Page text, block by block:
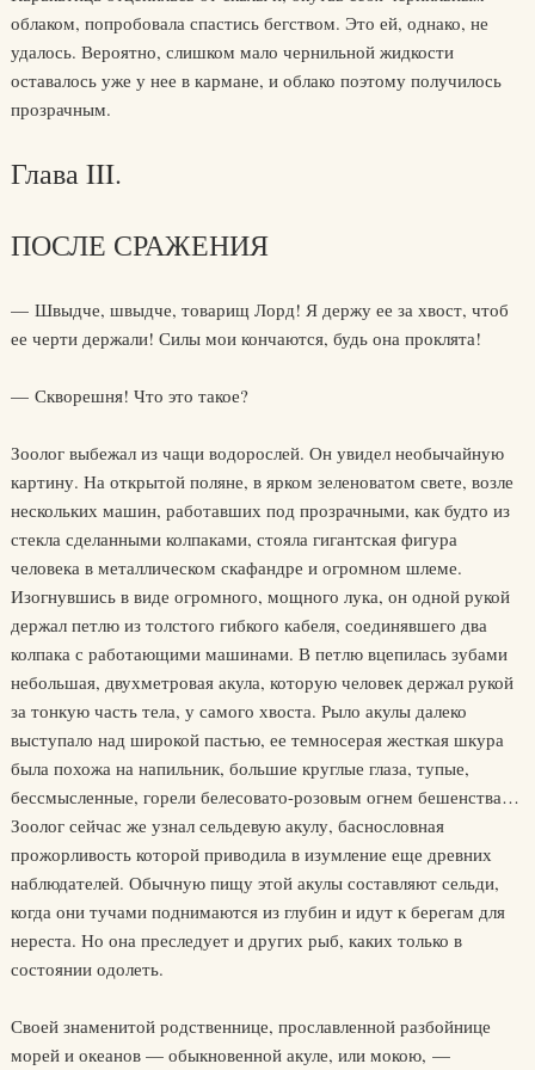
облаком, попробовала спастись бегством. Это ей, однако, не
удалось. Вероятно, слишком мало чернильной жидкости
оставалось уже у нее в кармане, и облако поэтому получилось
прозрачным.
Глава III.
ПОСЛЕ СРАЖЕНИЯ
— Швыдче, швыдче, товарищ Лорд! Я держу ее за хвост, чтоб
ее черти держали! Силы мои кончаются, будь она проклята!
— Скворешня! Что это такое?
Зоолог выбежал из чащи водорослей. Он увидел необычайную
картину. На открытой поляне, в ярком зеленоватом свете, возле
нескольких машин, работавших под прозрачными, как будто из
стекла сделанными колпаками, стояла гигантская фигура
человека в металлическом скафандре и огромном шлеме.
Изогнувшись в виде огромного, мощного лука, он одной рукой
держал петлю из толстого гибкого кабеля, соединявшего два
колпака с работающими машинами. В петлю вцепилась зубами
небольшая, двухметровая акула, которую человек держал рукой
за тонкую часть тела, у самого хвоста. Рыло акулы далеко
выступало над широкой пастью, ее темносерая жесткая шкура
была похожа на напильник, большие круглые глаза, тупые,
бессмысленные, горели белесовато-розовым огнем бешенства…
Зоолог сейчас же узнал сельдевую акулу, баснословная
прожорливость которой приводила в изумление еще древних
наблюдателей. Обычную пищу этой акулы составляют сельди,
когда они тучами поднимаются из глубин и идут к берегам для
нереста. Но она преследует и других рыб, каких только в
состоянии одолеть.
Своей знаменитой родственнице, прославленной разбойнице
морей и океанов — обыкновенной акуле, или мокою, —